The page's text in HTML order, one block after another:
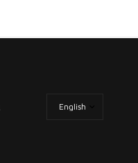
country/region